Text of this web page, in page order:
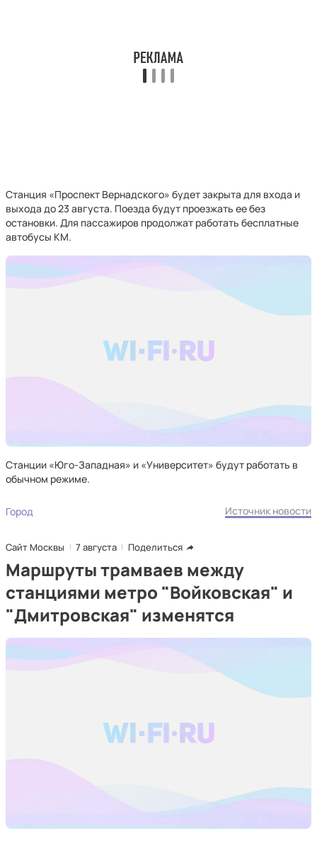
Станция «Проспект Вернадского» будет закрыта для входа и
выхода до 23 августа. Поезда будут проезжать ее без
остановки. Для пассажиров продолжат работать бесплатные
автобусы КМ.
Станции «Юго-Западная» и «Университет» будут работать в
обычном режиме.
Город Источник новости
Сайт Москвы 7 августа Поделиться
Маршруты трамваев между
станциями метро "Войковская" и
"Дмитровская" изменятся